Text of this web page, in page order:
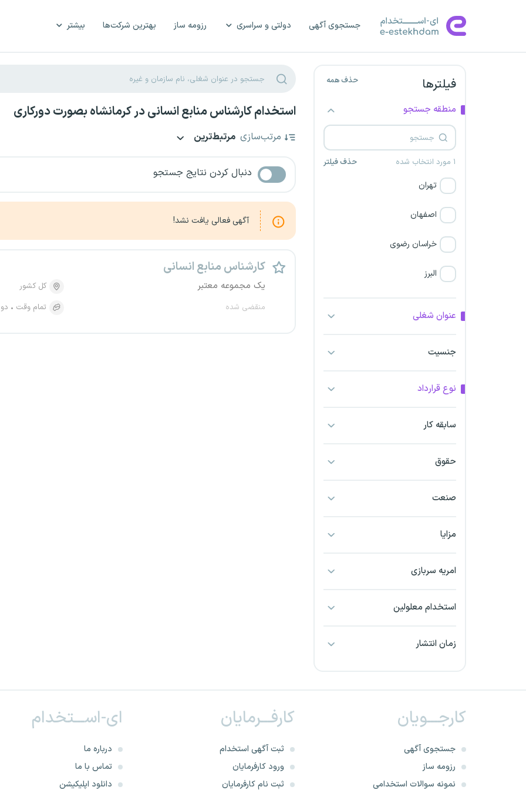
جستجوی آگهی دولتی و سراسری رزومه ساز بهترین شرکت‌ها بیشتر
فیلترها حذف همه
منطقه جستجو
۱ مورد انتخاب شده حذف فیلتر
تهران
اصفهان
خراسان رضوی
البرز
اراک
اردبیل
بندرعباس
خراسان شمالی
خرم آباد
خوزستان
عنوان شغلی
جنسیت
نوع قرارداد
سابقه کار
حقوق
صنعت
مزایا
امریه سربازی
استخدام معلولین
زمان انتشار
استخدام کارشناس منابع انسانی در کرمانشاه بصورت دورکاری
مرتب‌سازی مرتبط‌ترین
دنبال کردن نتایج جستجو
آگهی فعالی یافت نشد!
کارشناس منابع انسانی
یک مجموعه معتبر
منقضی شده
کل کشور
تمام وقت
کارجـــویان
جستجوی آگهی
رزومه ساز
نمونه سوالات استخدامی
کارفـــرمایان
ثبت آگهی استخدام
ورود کارفرمایان
ثبت نام کارفرمایان
ای-اســـتخدام
درباره ما
تماس با ما
دانلود اپلیکیشن